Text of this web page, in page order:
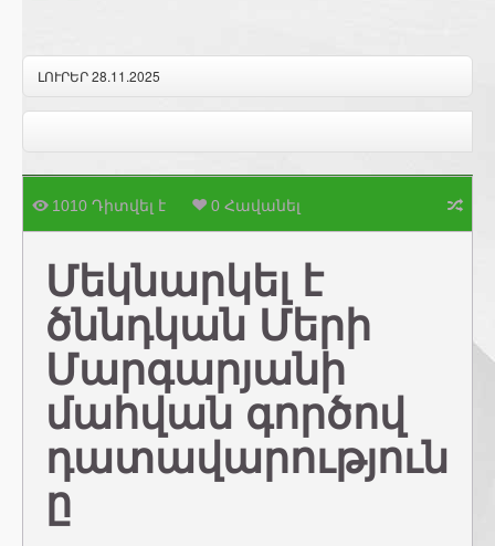
ԼՈՒՐԵՐ 28.11.2025
1010 Դիտվել է 0 Հավանել
Մեկնարկել է
ծննդկան Մերի
Մարգարյանի
մահվան գործով
դատավարություն
ը